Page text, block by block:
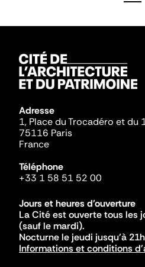
Adresse
1, Place du Trocadéro et du
75116 Paris
France
Téléphone
+33 1 58 51 52 00
Jours et heures d'ouverture
La Cité est ouverte tous les
(sauf le mardi).
Nocturne le jeudi jusqu'à
Informations et conditions